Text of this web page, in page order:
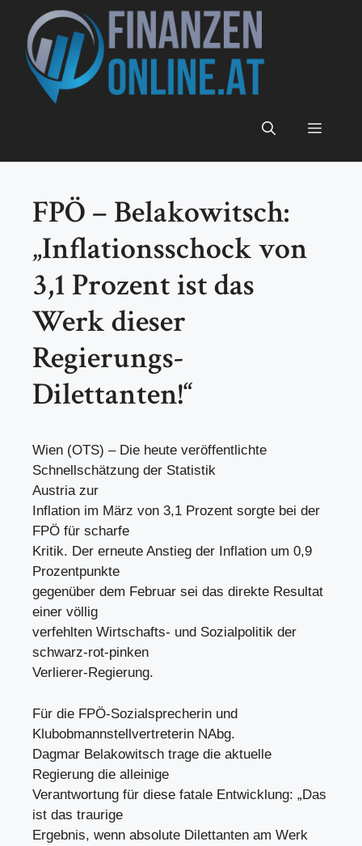
Inhalt
springen
Menü
FPÖ – Belakowitsch:
„Inflationsschock von
3,1 Prozent ist das
Werk dieser
Regierungs-
Dilettanten!“
Wien (OTS) – Die heute veröffentlichte
Schnellschätzung der Statistik
Austria zur
Inflation im März von 3,1 Prozent sorgte bei der
FPÖ für scharfe
Kritik. Der erneute Anstieg der Inflation um 0,9
Prozentpunkte
gegenüber dem Februar sei das direkte Resultat
einer völlig
verfehlten Wirtschafts- und Sozialpolitik der
schwarz-rot-pinken
Verlierer-Regierung.
Für die FPÖ-Sozialsprecherin und
Klubobmannstellvertreterin NAbg.
Dagmar Belakowitsch trage die aktuelle
Regierung die alleinige
Verantwortung für diese fatale Entwicklung: „Das
ist das traurige
Ergebnis, wenn absolute Dilettanten am Werk